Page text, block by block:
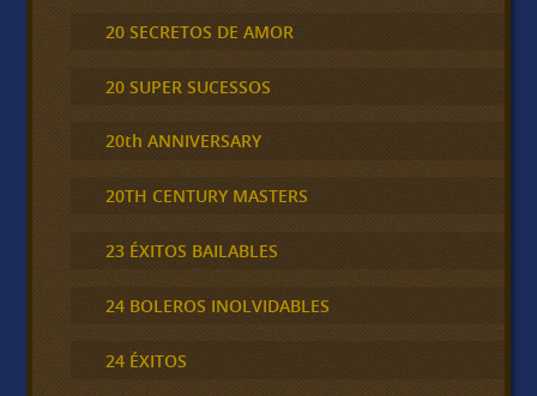
20 SECRETOS DE AMOR
20 SUPER SUCESSOS
20th ANNIVERSARY
20TH CENTURY MASTERS
23 ÉXITOS BAILABLES
24 BOLEROS INOLVIDABLES
24 ÉXITOS